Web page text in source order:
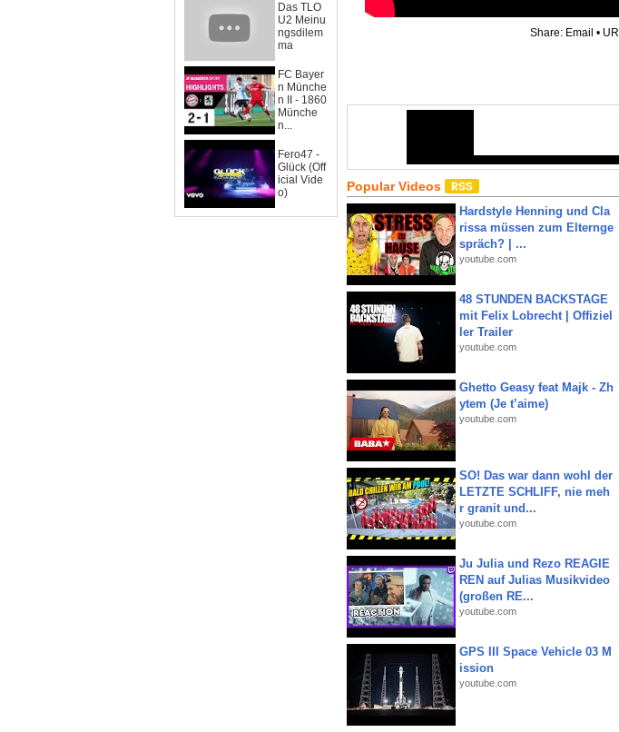
Das TLO
U2 Meinu
ngsdilem
ma
FC Bayer
n Münche
n II - 1860
Münche
n...
Fero47 -
Glück (Off
icial Vide
o)
Share: Email •
Popular Videos
Hardstyle Henning und Cla
rissa müssen zum Elternge
spräch? | ...
youtube.com
48 STUNDEN BACKSTAGE
mit Felix Lobrecht | Offiziel
ler Trailer
youtube.com
Ghetto Geasy feat Majk - Zh
ytem (Je t’aime)
youtube.com
SO! Das war dann wohl der
LETZTE SCHLIFF, nie meh
r granit und...
youtube.com
Ju Julia und Rezo REAGIE
REN auf Julias Musikvideo
(großen RE...
youtube.com
GPS III Space Vehicle 03 M
ission
youtube.com